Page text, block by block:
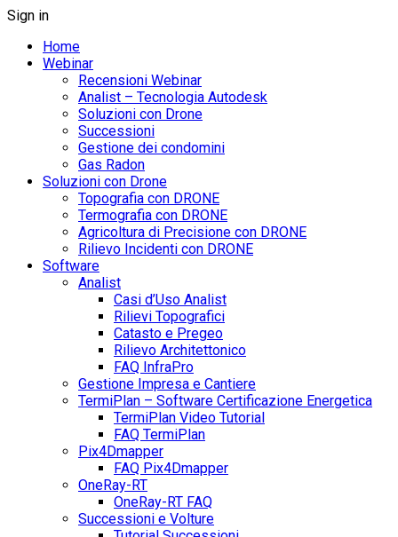
Sign in
Home
Webinar
Recensioni Webinar
Analist – Tecnologia Autodesk
Soluzioni con Drone
Successioni
Gestione dei condomini
Gas Radon
Soluzioni con Drone
Topografia con DRONE
Termografia con DRONE
Agricoltura di Precisione con DRONE
Rilievo Incidenti con DRONE
Software
Analist
Casi d’Uso Analist
Rilievi Topografici
Catasto e Pregeo
Rilievo Architettonico
FAQ InfraPro
Gestione Impresa e Cantiere
TermiPlan – Software Certificazione Energetica
TermiPlan Video Tutorial
FAQ TermiPlan
Pix4Dmapper
FAQ Pix4Dmapper
OneRay-RT
OneRay-RT FAQ
Successioni e Volture